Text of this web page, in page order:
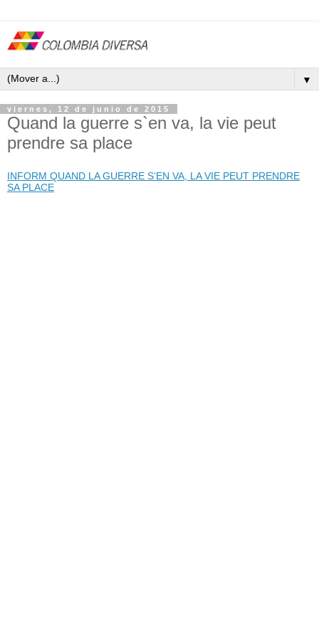
▼
viernes, 12 de junio de 2015
Quand la guerre s`en va, la vie peut
prendre sa place
INFORM QUAND LA GUERRE S’EN VA, LA VIE PEUT PRENDRE
SA PLACE